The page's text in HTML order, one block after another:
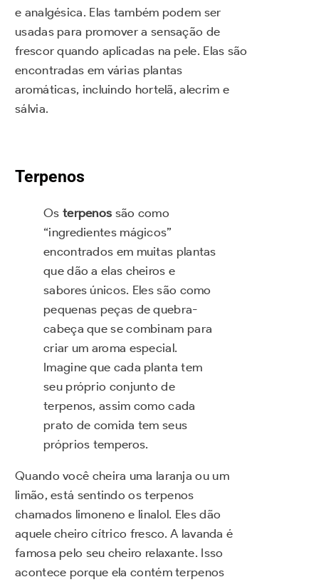
e analgésica. Elas também podem ser
usadas para promover a sensação de
frescor quando aplicadas na pele. Elas são
encontradas em várias plantas
aromáticas, incluindo hortelã, alecrim e
sálvia.
Terpenos
Os terpenos são como
“ingredientes mágicos”
encontrados em muitas plantas
que dão a elas cheiros e
sabores únicos. Eles são como
pequenas peças de quebra-
cabeça que se combinam para
criar um aroma especial.
Imagine que cada planta tem
seu próprio conjunto de
terpenos, assim como cada
prato de comida tem seus
próprios temperos.
Quando você cheira uma laranja ou um
limão, está sentindo os terpenos
chamados limoneno e linalol. Eles dão
aquele cheiro cítrico fresco. A lavanda é
famosa pelo seu cheiro relaxante. Isso
acontece porque ela contém terpenos